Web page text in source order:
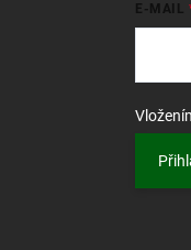
E-MAIL